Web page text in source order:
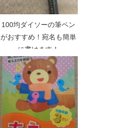
100均ダイソーの筆ペン
がおすすめ！宛名も簡単
に書けます！